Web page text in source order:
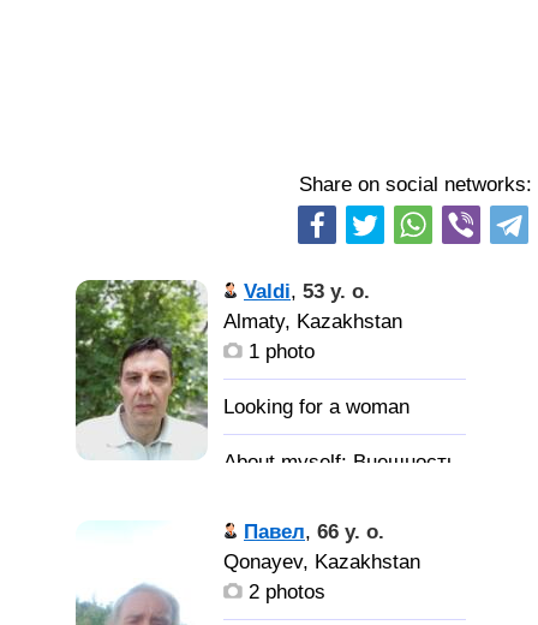
Share on social networks:
Valdi, 53 y. o.
Almaty, Kazakhstan
1 photo
Внешность
ограничение по
здоровью.
Павел, 66 y. o.
Qonayev, Kazakhstan
2 photos